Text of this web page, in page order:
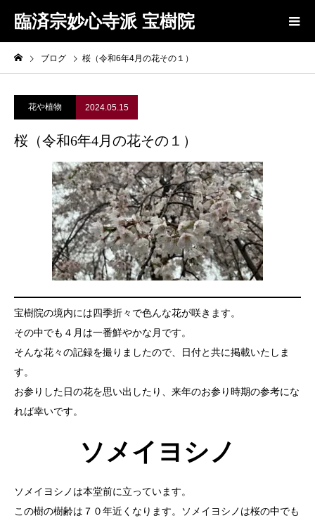
臨済宗妙心寺派 宝樹院
ブログ 桜（令和6年4月の花その１）
花や植物 2024.05.15
桜（令和6年4月の花その１）
宝樹院の境内には四季折々で色んな花が咲きます。
その中でも４月は一番鮮やかな月です。
そんな花々の記録を撮りましたので、日付と共に掲載いたしま
す。
お参りした日の花を思い出したり、来年のお参り時期の参考にな
れば幸いです。
ソメイヨシノ
ソメイヨシノは本堂前に立っています。
この樹の樹齢は７０年近くなります。ソメイヨシノは桜の中でも